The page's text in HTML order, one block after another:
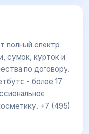
полный спектр
сумок, курток и
по договору.
- более 17
+7 (495)